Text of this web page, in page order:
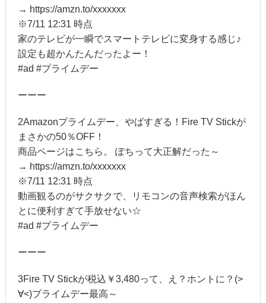
→ https://amzn.to/xxxxxxx
※7/11 12:31 時点
家のテレビが一瞬でスマートテレビに変身する感じ♪
設定も超かんたんだったよー！
#ad #プライムデー
ーーー
2Amazonプライムデー、やばすぎる！Fire TV Stickが
まさかの50％OFF！
商品ページはこちら。 ぽちって大正解だった～
→ https://amzn.to/xxxxxxx
※7/11 12:31 時点
動画観るのがサクサクで、リモコンの音声検索がほん
とに便利すぎて手放せない☆
#ad #プライムデー
ーーー
3Fire TV Stickが税込￥3,480って、え？ホントに？(>
∀<)プライムデー最高～